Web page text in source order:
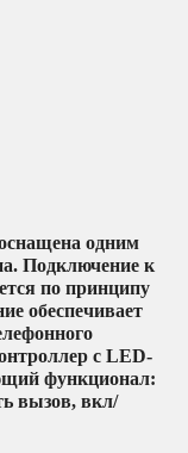
одним
Подключение к
по принципу
обеспечивает
с LED-
функционал:
вызов, вкл/